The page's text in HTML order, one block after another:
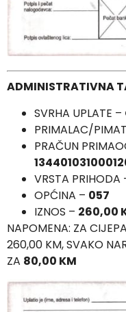
ADMINISTRATIVNA
SVRHA UPLATE –
PRIMALAC/
PRAČUN
VRSTA PRIHODA
OPĆINA – 057
IZNOS – 260,00
NAPOMENA: ZA
260,00 KM, SVAKO
ZA 80,00 KM